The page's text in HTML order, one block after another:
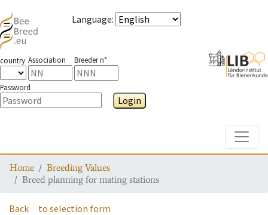
Language:
country Association Breeder n°
Password
Login
Home
Breeding Values
Breed planning for mating stations
Back to selection form